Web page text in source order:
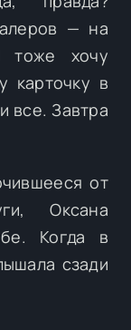
— на
тоже хочу
карточку в
все. Завтра
от
Оксана
Когда в
сзади